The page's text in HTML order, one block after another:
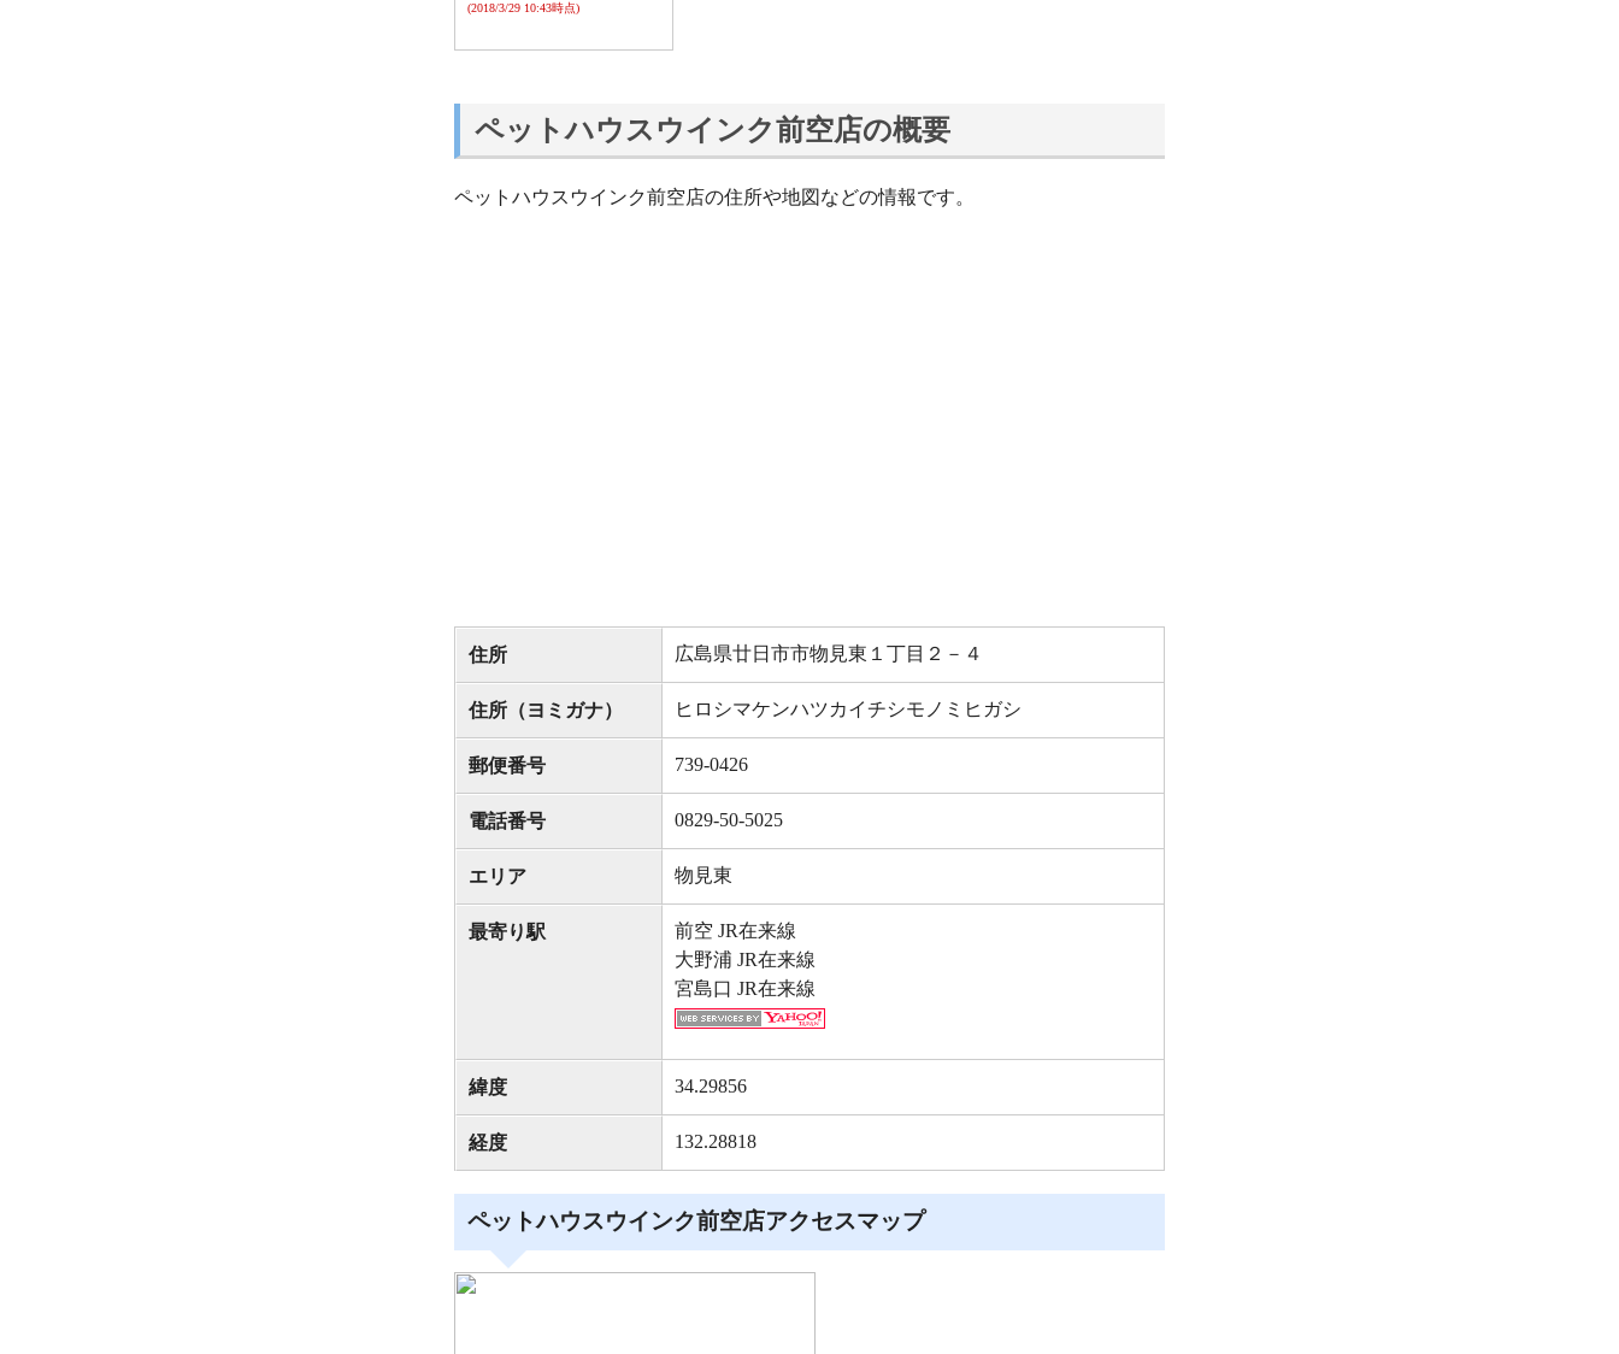
(2018/3/29 10:43時点)
ペットハウスウインク前空店の概要
ペットハウスウインク前空店の住所や地図などの情報です。
住所 広島県廿日市市物見東１丁目２－４
住所（ヨミガナ） ヒロシマケンハツカイチシモノミヒガシ
郵便番号 739-0426
電話番号 0829-50-5025
エリア 物見東
最寄り駅
前空 JR在来線
大野浦 JR在来線
宮島口 JR在来線
緯度 34.29856
経度 132.28818
ペットハウスウインク前空店アクセスマップ